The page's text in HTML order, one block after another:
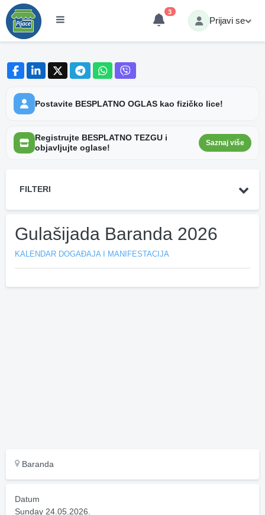
3
Prijavi se
Postavite BESPLATNO OGLAS kao fizičko lice!
Registrujte BESPLATNO TEZGU i
objavljujte oglase!
Saznaj više
FILTERI
Gulašijada Baranda 2026
KALENDAR DOGAĐAJA I MANIFESTACIJA
Baranda
Datum
Sunday 24.05.2026.